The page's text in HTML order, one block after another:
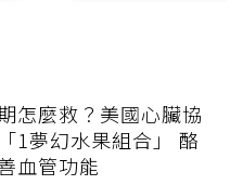
怎麼救？美國心臟協
1夢幻水果組合」 酪
血管功能